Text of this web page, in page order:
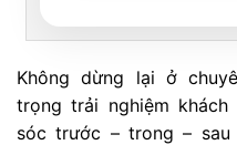
Không dừng lại ở
trọng trải nghiệm
sóc trước – trong –